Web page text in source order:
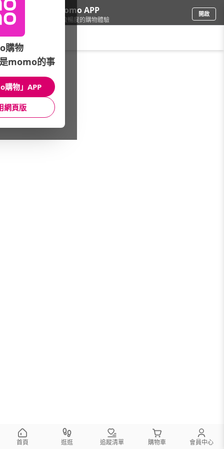
下載momo APP
給你3倍流暢度的購物體驗
開啟
彩妝保養/香水/本月主打
館長推薦 月銷量
首頁 逛逛 追蹤清單 購物車 會員中心
購物
momo的事
購物」APP
網頁版